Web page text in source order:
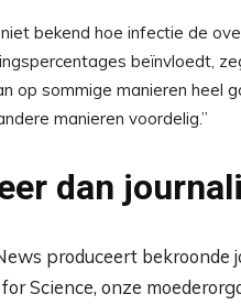
bekend hoe infectie de
beïnvloedt,
op sommige manieren heel
manieren voordelig.”
dan
produceert bekroonde
Science, onze